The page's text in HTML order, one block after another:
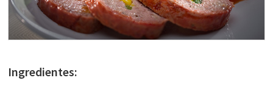
Ingredientes: